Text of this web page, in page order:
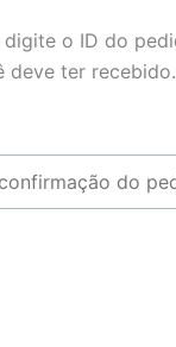
o ID do
deve ter recebido.